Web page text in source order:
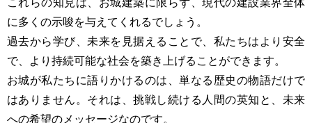
に多くの示唆を与えてくれるでしょう。
過去から学び、未来を見据えることで、私たちはより安全
で、より持続可能な社会を築き上げることができます。
お城が私たちに語りかけるのは、単なる歴史の物語だけで
はありません。それは、挑戦し続ける人間の英知と、未来
への希望のメッセージなのです。